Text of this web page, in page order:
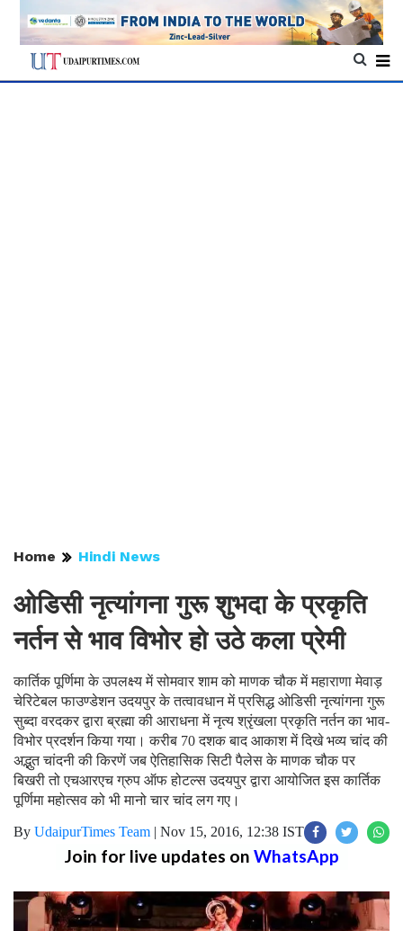
Home Hindi News
ओडिसी नृत्यांगना गुरू शुभदा के प्रकृति
नर्तन से भाव विभोर हो उठे कला प्रेमी
कार्तिक पूर्णिमा के उपलक्ष्य में सोमवार शाम को माणक चौक में महाराणा मेवाड़
चेरिटेबल फाउण्डेशन उदयपुर के तत्वावधान में प्रसिद्ध ओडिसी नृत्यांगना गुरू
सुब्दा वरदकर द्वारा ब्रह्मा की आराधना में नृत्य श्रृंखला प्रकृति नर्तन का भाव-
विभोर प्रदर्शन किया गया। करीब 70 दशक बाद आकाश में दिखे भव्य चांद की
अद्भुत चांदनी की किरणें जब ऐतिहासिक सिटी पैलेस के माणक चौक पर
बिखरी तो एचआरएच ग्रुप ऑफ होटल्स उदयपुर द्वारा आयोजित इस कार्तिक
पूर्णिमा महोत्सव को भी मानो चार चांद लग गए।
By UdaipurTimes Team | Nov 15, 2016, 12:38 IST
Join for live updates on WhatsApp